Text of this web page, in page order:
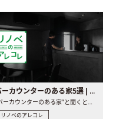
バーカウンターのある家5選 | 日常に馴染む“距離の近い”キッチンとは
リノベのアレコレ